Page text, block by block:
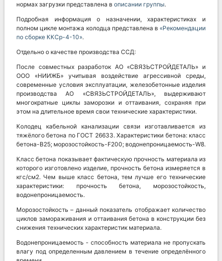
нормах загрузки представлена в описании группы.
Подробная информация о назначении, характеристиках и
полном цикле монтажа колодца представлена в «Рекомендации
по сборке ККСр-4-10».
Отдельно о качестве производства ССД:
После совместных разработок АО «СВЯЗЬСТРОЙДЕТАЛЬ» и
ООО «НИИЖБ» учитывая воздействие агрессивной среды,
современные условия эксплуатации, железобетонные изделия
производства АО «СВЯЗЬСТРОЙДЕТАЛЬ», выдерживают
многократные циклы заморозки и оттаивания, сохраняя при
этом на длительное время свои технические характеристики.
Колодец кабельной канализации связи изготавливается из
тяжёлого бетона по ГОСТ 26633. Характеристики бетона: класс
бетона-В25; морозостойкость-F200; водонепроницаемость-W8.
Класс бетона показывает фактическую прочность материала из
которого изготовлено изделие, прочность бетона измеряется в
кгс/см2. Чем выше класс бетона, тем лучше его технические
характеристики: прочность бетона, морозостойкость,
водонепроницаемость.
Морозостойкость – данный показатель отображает количество
циклов замораживания и оттаивания бетона в конструкции без
снижения технических характеристик материала.
Водонепроницаемость - способность материала не пропускать
влагу под определенным давлением в течение определённого